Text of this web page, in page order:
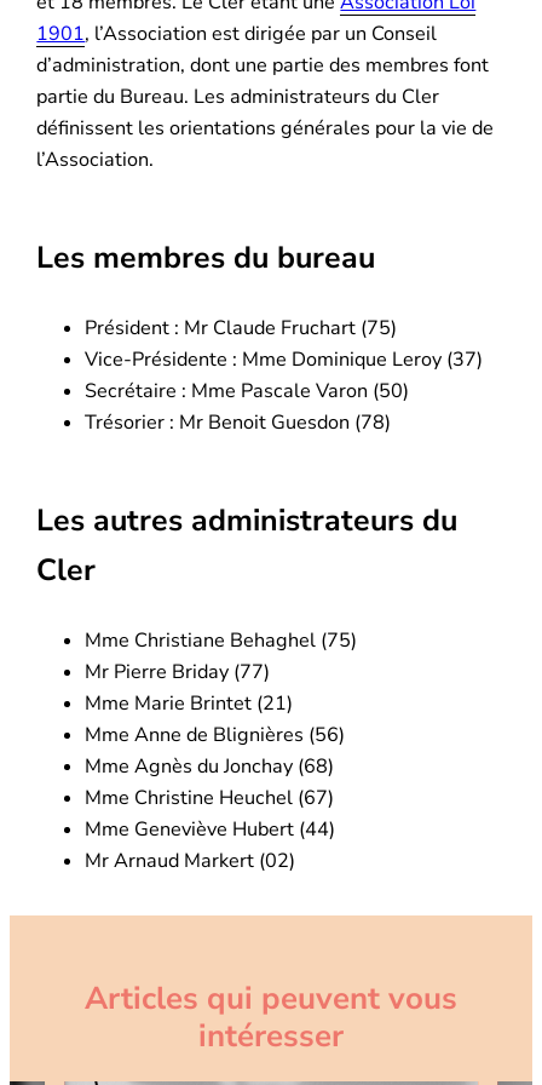
1901, l’Association est dirigée par un Conseil
d’administration, dont une partie des membres font
partie du Bureau. Les administrateurs du Cler
définissent les orientations générales pour la vie de
l’Association.
Les membres du bureau
Président : Mr Claude Fruchart (75)
Vice-Présidente : Mme Dominique Leroy (37)
Secrétaire : Mme Pascale Varon (50)
Trésorier : Mr Benoit Guesdon (78)
Les autres administrateurs du
Cler
Mme Christiane Behaghel (75)
Mr Pierre Briday (77)
Mme Marie Brintet (21)
Mme Anne de Blignières (56)
Mme Agnès du Jonchay (68)
Mme Christine Heuchel (67)
Mme Geneviève Hubert (44)
Mr Arnaud Markert (02)
Articles qui peuvent vous
intéresser